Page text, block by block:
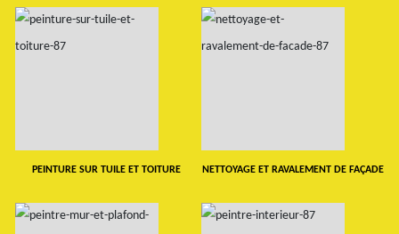
PEINTURE SUR TUILE ET TOITURE NETTOYAGE ET RAVALEMENT DE FAÇADE